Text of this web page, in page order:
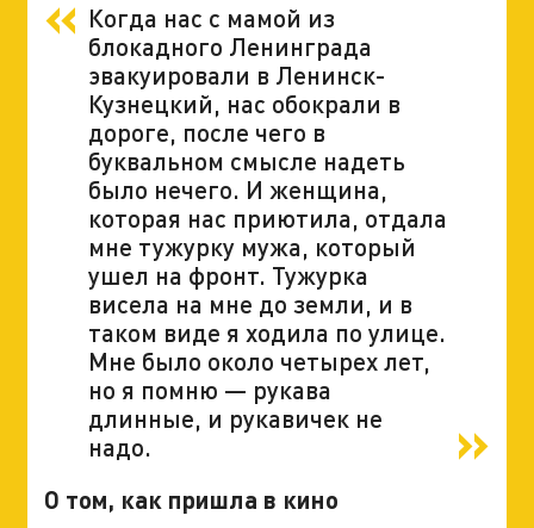
Когда нас с мамой из
блокадного Ленинграда
эвакуировали в Ленинск-
Кузнецкий, нас обокрали в
дороге, после чего в
буквальном смысле надеть
было нечего. И женщина,
которая нас приютила, отдала
мне тужурку мужа, который
ушел на фронт. Тужурка
висела на мне до земли, и в
таком виде я ходила по улице.
Мне было около четырех лет,
но я помню — рукава
длинные, и рукавичек не
надо.
О том, как пришла в кино